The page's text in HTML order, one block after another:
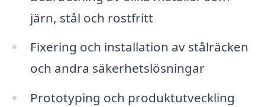
järn, stål och rostfritt
Fixering och installation av stålräcken
och andra säkerhetslösningar
Prototyping och produktutveckling